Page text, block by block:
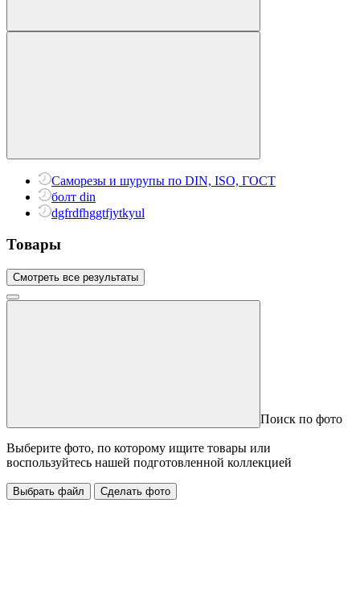
Саморезы и шурупы по DIN, ISO, ГОСТ
болт din
dgfrdfhggtfjytkyul
Товары
Смотреть все результаты
Поиск по фото
Выберите фото, по которому ищите товары или
воспользуйтесь нашей подготовленной коллекцией
Выбрать файл Сделать фото